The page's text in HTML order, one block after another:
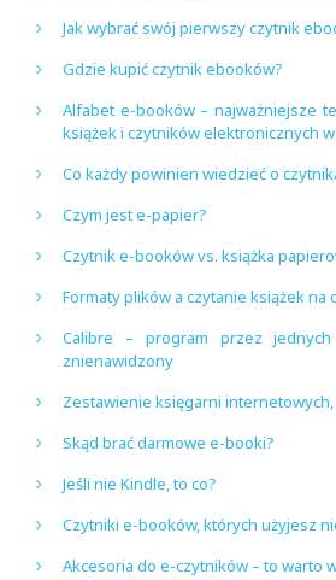
Jak wybrać swój pierwszy czytnik
Gdzie kupić czytnik ebooków?
Alfabet e-booków – najważniejsze
książek i czytników elektronicznych
Co każdy powinien wiedzieć o
Czym jest e-papier?
Czytnik e-booków vs. książka
Formaty plików a czytanie książek
Calibre – program przez
znienawidzony
Zestawienie księgarni
Skąd brać darmowe e-booki?
Jeśli nie Kindle, to co?
Czytniki e-booków, których użyjesz
Akcesoria do e-czytników – to warto